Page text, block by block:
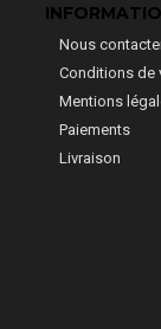
Nous
Conditions de
Mentions
Paiements
Livraison